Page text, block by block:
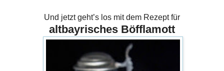
Und jetzt geht’s los mit dem Rezept für
altbayrisches Böfflamott